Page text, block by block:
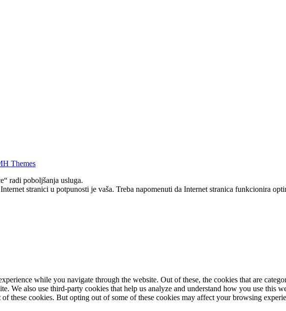
Themes
radi poboljšanja usluga.
stranici u potpunosti je vaša. Treba napomenuti da Internet stranica funkcionira
while you navigate through the website. Out of these, the cookies that are
We also use third-party cookies that help us analyze and understand how you use this
these cookies. But opting out of some of these cookies may affect your browsing